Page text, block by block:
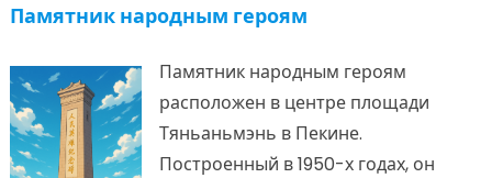
Памятник народным героям
Памятник народным героям
расположен в центре площади
Тяньаньмэнь в Пекине.
Построенный в 1950-х годах, он